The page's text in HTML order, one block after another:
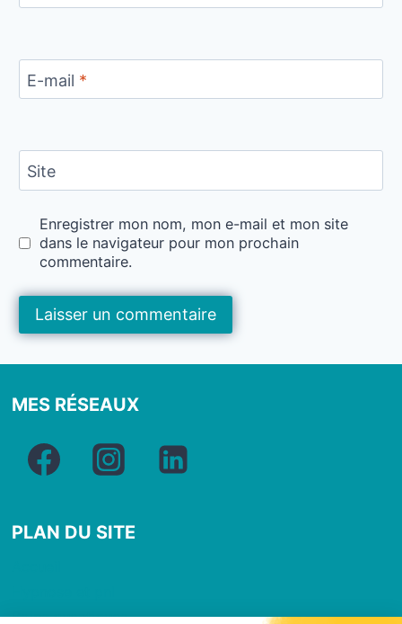
E-mail *
Site
Enregistrer mon nom, mon e-mail et mon site
dans le navigateur pour mon prochain
commentaire.
MES RÉSEAUX
PLAN DU SITE
Soins quantiques